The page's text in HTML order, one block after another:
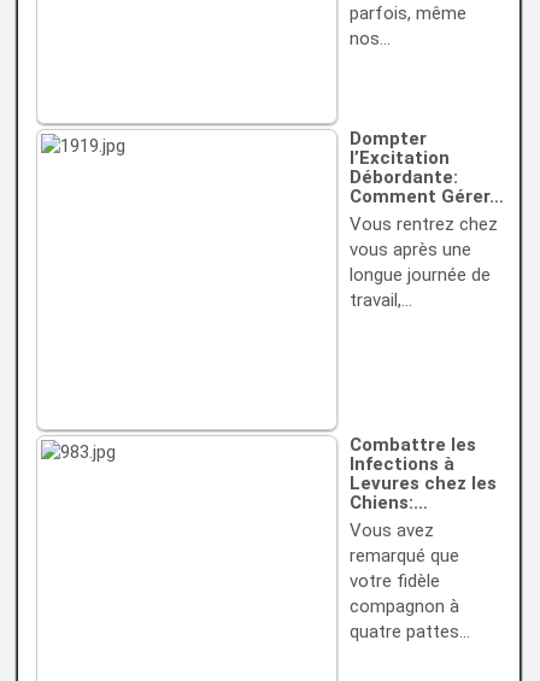
parfois, même
nos…
Dompter
l’Excitation
Débordante:
Comment Gérer…
Vous rentrez chez
vous après une
longue journée de
travail,…
Combattre les
Infections à
Levures chez les
Chiens:…
Vous avez
remarqué que
votre fidèle
compagnon à
quatre pattes…